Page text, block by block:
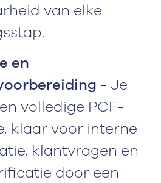
van elke
en
- Je
volledige PCF-
klaar voor interne
klantvragen en
door een